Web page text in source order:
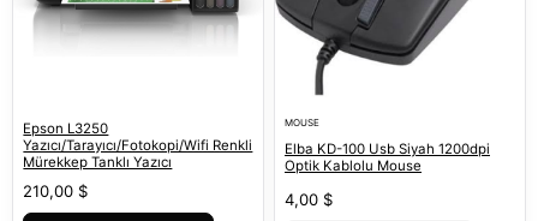
Epson L3250
Yazıcı/Tarayıcı/Fotokopi/Wifi Renkli
Mürekkep Tanklı Yazıcı
210,00 $
MOUSE
Elba KD-100 Usb Siyah 1200dpi
Optik Kablolu Mouse
4,00 $